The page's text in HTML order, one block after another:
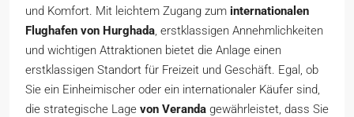
und Komfort. Mit leichtem Zugang zum internationalen
Flughafen von Hurghada, erstklassigen Annehmlichkeiten
und wichtigen Attraktionen bietet die Anlage einen
erstklassigen Standort für Freizeit und Geschäft. Egal, ob
Sie ein Einheimischer oder ein internationaler Käufer sind,
die strategische Lage von Veranda gewährleistet, dass Sie